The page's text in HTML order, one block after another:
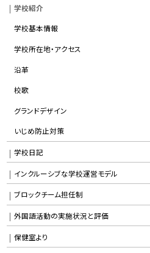
学校紹介
学校基本情報
学校所在地・アクセス
沿革
校歌
グランドデザイン
いじめ防止対策
学校日記
インクルーシブな学校運営モデル
ブロックチーム担任制
外国語活動の実施状況と評価
保健室より